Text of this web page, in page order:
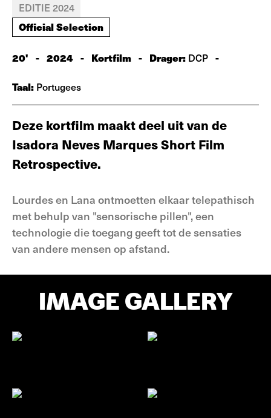
EDITIE 2024
Official Selection
20' - 2024 - Kortfilm - Drager: DCP -
Taal: Portugees
Deze kortfilm maakt deel uit van de
Isadora Neves Marques Short Film
Retrospective.
Lourdes en Lana ontmoetten elkaar telepathisch
met behulp van "sensorische pillen", een
technologie die toegang geeft tot de sensaties
van andere mensen op afstand.
IMAGE GALLERY